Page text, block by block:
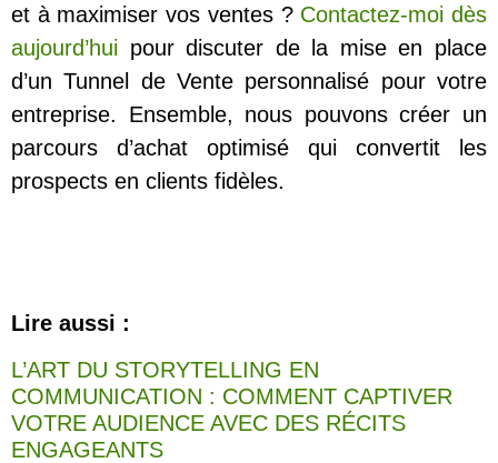
et à maximiser vos ventes ? Contactez-moi dès
aujourd’hui pour discuter de la mise en place
d’un Tunnel de Vente personnalisé pour votre
entreprise. Ensemble, nous pouvons créer un
parcours d’achat optimisé qui convertit les
prospects en clients fidèles.
Lire aussi :
L’ART DU STORYTELLING EN
COMMUNICATION : COMMENT CAPTIVER
VOTRE AUDIENCE AVEC DES RÉCITS
ENGAGEANTS